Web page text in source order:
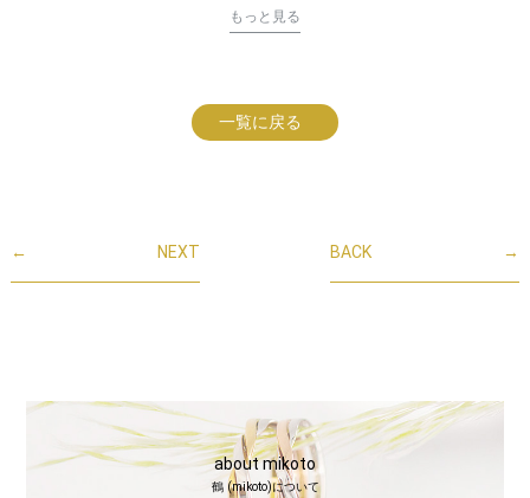
もっと見る
一覧に戻る
← NEXT →
BACK
about mikoto
鶴 (mikoto)について